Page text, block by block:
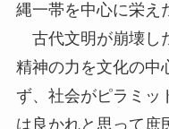
縄一帯を中心に栄え
古代文明が崩壊し
精神の力を文化の中
ず、社会がピラミッ
は良かれと思って庶